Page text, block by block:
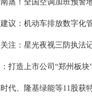
议：机动车排放数字化
注：星光夜视三防执法
打造上市公司“郑州板块
代、隆基绿能等11股获